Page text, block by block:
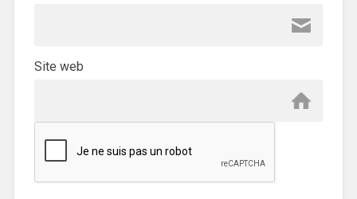
Site web